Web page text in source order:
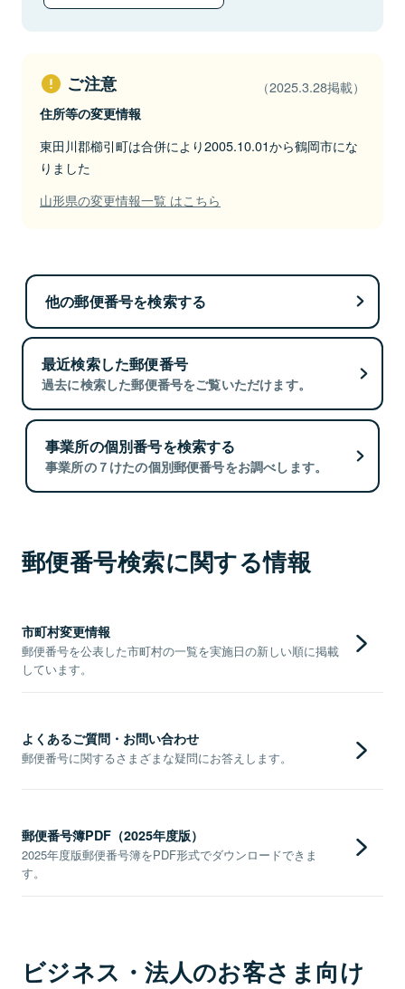
ご注意 （2025.3.28掲載）
住所等の変更情報
東田川郡櫛引町は合併により2005.10.01から鶴岡市にな
りました
山形県の変更情報一覧 はこちら
他の郵便番号を検索する
最近検索した郵便番号
過去に検索した郵便番号をご覧いただけます。
事業所の個別番号を検索する
事業所の７けたの個別郵便番号をお調べします。
郵便番号検索に関する情報
市町村変更情報
郵便番号を公表した市町村の一覧を実施日の新しい順に掲載
しています。
よくあるご質問・お問い合わせ
郵便番号に関するさまざまな疑問にお答えします。
郵便番号簿PDF（2025年度版）
2025年度版郵便番号簿をPDF形式でダウンロードできま
す。
ビジネス・法人のお客さま向け